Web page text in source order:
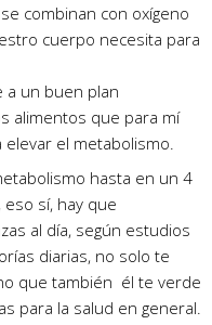
combinan con oxígeno
cuerpo necesita para
a un buen plan
alimentos que para mí
el metabolismo.
hasta en un 4
sí, hay que
al día, según estudios
diarias, no solo te
que también él te verde
para la salud en general.